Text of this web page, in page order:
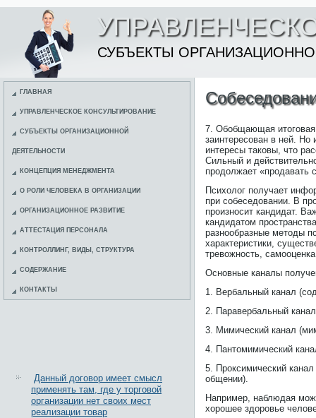
СУБЪЕКТЫ
ГЛАВНАЯ
УПРАВЛЕНЧЕСКОЕ КОНСУЛЬТИРОВАНИЕ
СУБЪЕКТЫ ОРГАНИЗАЦИОННОЙ
ДЕЯТЕЛЬНОСТИ
КОНЦЕПЦИЯ МЕНЕДЖМЕНТА
О РОЛИ ЧЕЛОВЕКА В ОРГАНИЗАЦИИ
ОРГАНИЗАЦИОННОЕ РАЗВИТИЕ
АТТЕСТАЦИЯ ПЕРСОНАЛА
КОНТРОЛЛИНГ, ВИДЫ, СТРУКТУРА
СОДЕРЖАНИЕ
КОНТАКТЫ
Данный договор имеет смысл
применять там, где у торговой
организации нет своих мест
реализации товар
7. Обобщающая итоговая
заинтересован в ней.
интересы таковы, что
Сильный и
продолжает «продавать
Психолог получает
при собеседовании. В
произносит кандидат.
кандидатом
разнообразные методы
характеристики,
тревожность,
Основные каналы
1. Вербальный канал
2. Паравербальный
3. Мимический канал
4. Пантомимический
5. Проксимический
общении).
Например, наблюдая
хорошее здоровье